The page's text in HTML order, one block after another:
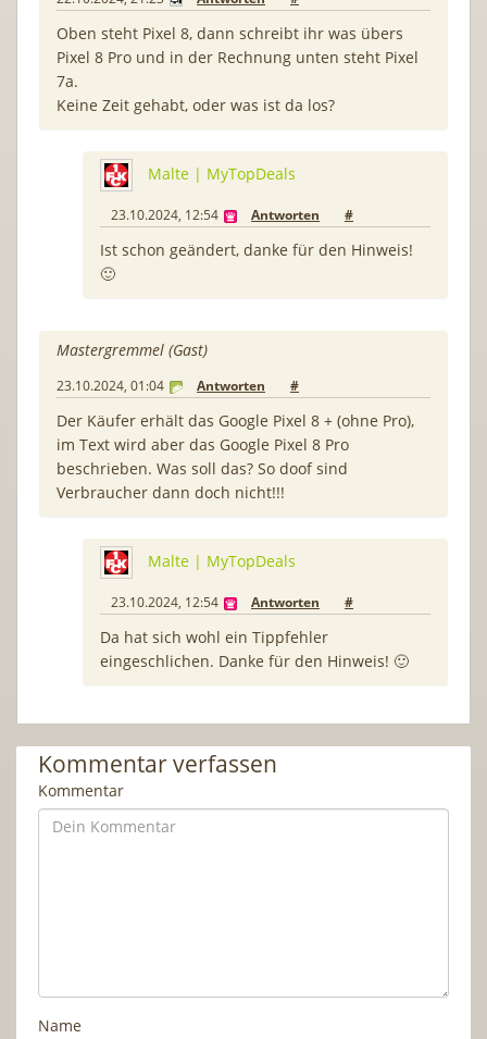
Oben steht Pixel 8, dann schreibt ihr was übers
Pixel 8 Pro und in der Rechnung unten steht Pixel
7a.
Keine Zeit gehabt, oder was ist da los?
Malte | MyTopDeals
23.10.2024, 12:54 Antworten #
Ist schon geändert, danke für den Hinweis!
🙂
Mastergremmel (Gast)
23.10.2024, 01:04 Antworten #
Der Käufer erhält das Google Pixel 8 + (ohne Pro),
im Text wird aber das Google Pixel 8 Pro
beschrieben. Was soll das? So doof sind
Verbraucher dann doch nicht!!!
Malte | MyTopDeals
23.10.2024, 12:54 Antworten #
Da hat sich wohl ein Tippfehler
eingeschlichen. Danke für den Hinweis! 🙂
Kommentar verfassen
Kommentar
Name